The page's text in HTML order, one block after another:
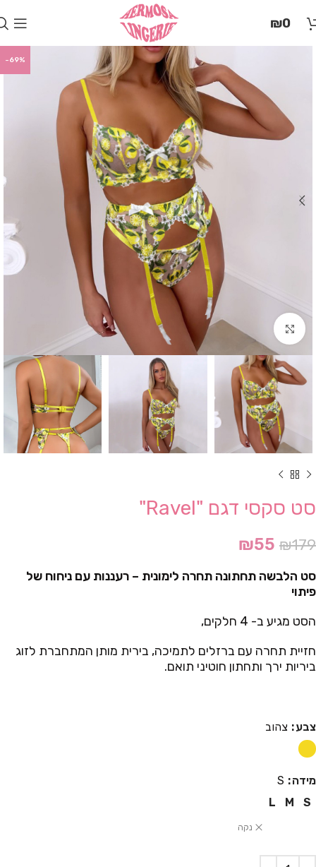
זֶה
לְהַנְגָּשָׁת
אָתָרִים".
הַמְּסַיַּעַת
תַּפְרִיט
הֵנְּגִישׁוּת
₪0
-69%
Click to enlarge
סט סקסי דגם "Ravel"
₪179
₪55
סט הלבשה תחתונה תחרה לימונית – רעננות עם ניחוח של
פיתוי
הסט מגיע ב- 4 חלקים,
חזיית תחרה עם ברזלים לתמיכה, בירית מותן המתחברת לזוג
ביריות ירך ותחתון חוטיני תואם.
צבע צהוב
מידה
S
S
M
L
נקה